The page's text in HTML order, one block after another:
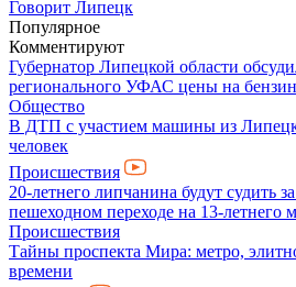
Говорит Липецк
Популярное
Комментируют
Губернатор Липецкой области
регионального УФАС цены на бензин
Общество
В ДТП с участием машины из
человек
Происшествия
20-летнего липчанина будут судить
пешеходном переходе на 13-летнего
Происшествия
Тайны проспекта Мира: метро,
времени